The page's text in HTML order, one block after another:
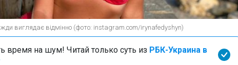
виглядає відмінно (фото: instagram.com/irynafedyshyn)
время на шум! Читай только суть из РБК-Украина в